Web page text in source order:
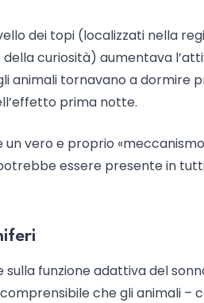
dei topi (localizzati nella
curiosità) aumentava
animali tornavano a dormire
prima notte.
vero e proprio
essere presente in
sulla funzione adattiva del
che gli animali –